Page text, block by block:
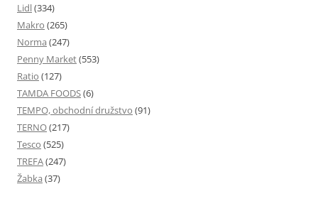
Lidl(334)
Makro (265)
Norma (247)
Penny Market(553)
Ratio (127)
TAMDA FOODS(6)
TEMPO, obchodní družstvo (91)
TERNO(217)
Tesco (525)
TREFA(247)
Žabka (37)